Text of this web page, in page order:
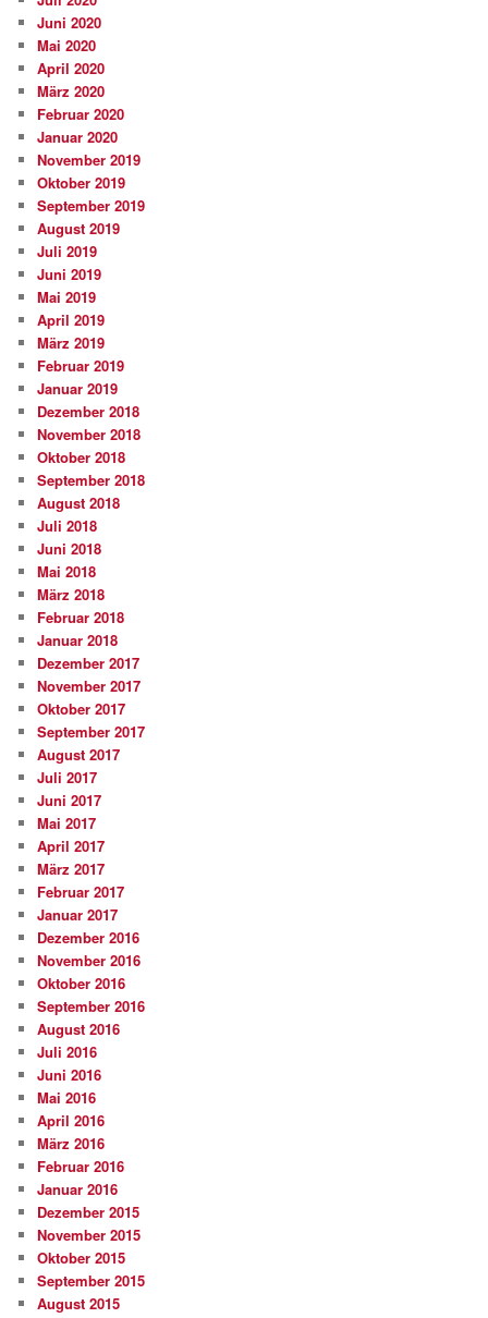
Juni 2020
Mai 2020
April 2020
März 2020
Februar 2020
Januar 2020
November 2019
Oktober 2019
September 2019
August 2019
Juli 2019
Juni 2019
Mai 2019
April 2019
März 2019
Februar 2019
Januar 2019
Dezember 2018
November 2018
Oktober 2018
September 2018
August 2018
Juli 2018
Juni 2018
Mai 2018
März 2018
Februar 2018
Januar 2018
Dezember 2017
November 2017
Oktober 2017
September 2017
August 2017
Juli 2017
Juni 2017
Mai 2017
April 2017
März 2017
Februar 2017
Januar 2017
Dezember 2016
November 2016
Oktober 2016
September 2016
August 2016
Juli 2016
Juni 2016
Mai 2016
April 2016
März 2016
Februar 2016
Januar 2016
Dezember 2015
November 2015
Oktober 2015
September 2015
August 2015